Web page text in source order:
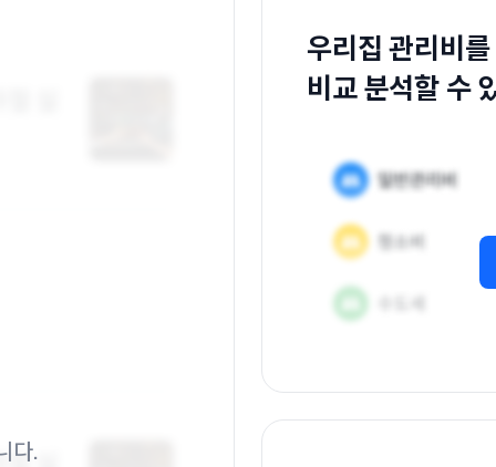
다.
우리집 관리비
비교 분석할 수